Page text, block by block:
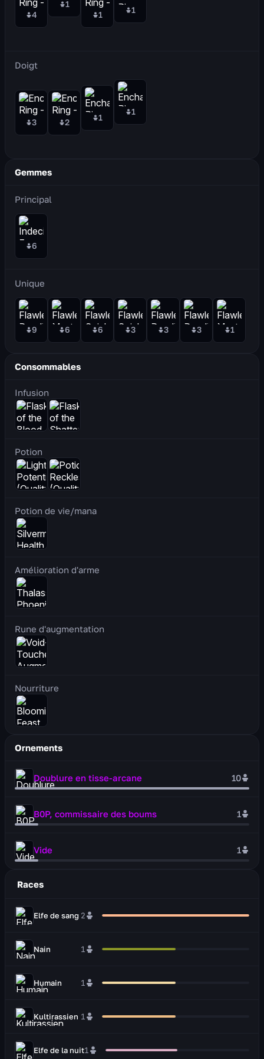
4
1
1
1
Doigt
3 2 1
1
Gemmes
Principal
6
Unique
9 6 6 3 3 3 1
Consommables
Infusion
Potion
Potion de vie/mana
Amélioration d'arme
Rune d'augmentation
Nourriture
Ornements
Doublure en tisse-arcane 10
B0P, commissaire des boums 1
Vide 1
Races
Elfe de sang 2
Nain 1
Humain 1
Kultirassien 1
Elfe de la nuit1